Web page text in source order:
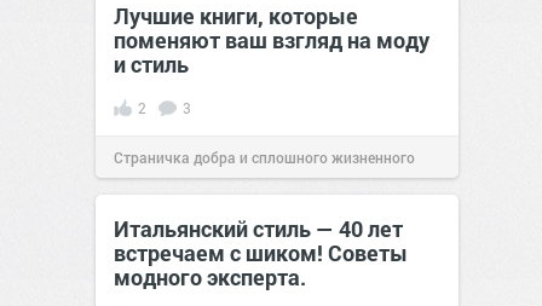
Лучшие книги, которые
поменяют ваш взгляд на моду
и стиль
2 3
Страничка добра и сплошного жизненного
позитива! 08:18 28 июл 2024
Итальянский стиль — 40 лет
встречаем с шиком! Советы
модного эксперта.